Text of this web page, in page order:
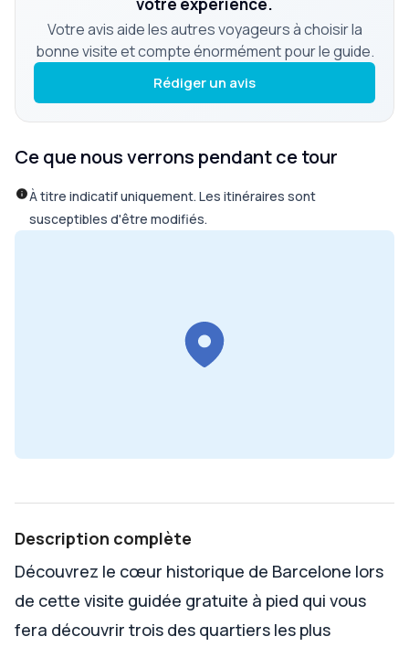
Votre avis aide les autres voyageurs à choisir la
bonne visite et compte énormément pour le guide.
Rédiger un avis
Ce que nous verrons pendant ce tour
À titre indicatif uniquement. Les itinéraires sont
susceptibles d'être modifiés.
Description complète
Découvrez le cœur historique de Barcelone lors
de cette visite guidée gratuite à pied qui vous
fera découvrir trois des quartiers les plus